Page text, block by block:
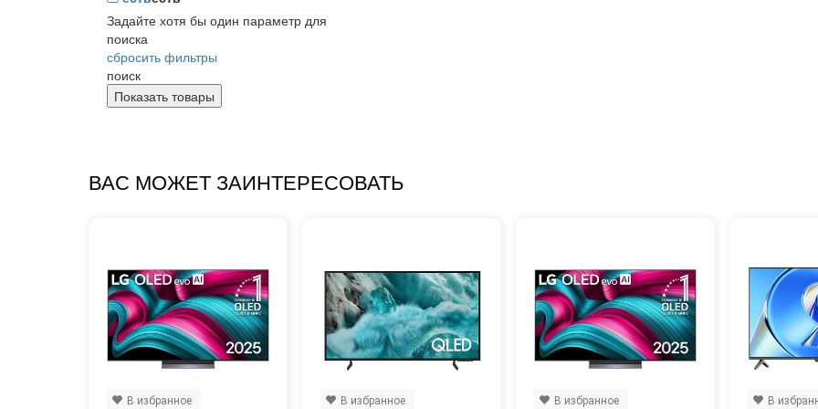
Задайте хотя бы один параметр для
поиска
сбросить фильтры
поиск
ВАС МОЖЕТ ЗАИНТЕРЕСОВАТЬ
В избранное В избранное В избранное В